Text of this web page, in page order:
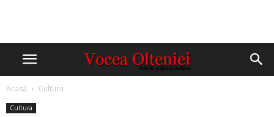
Acasă Cultura
Cultura